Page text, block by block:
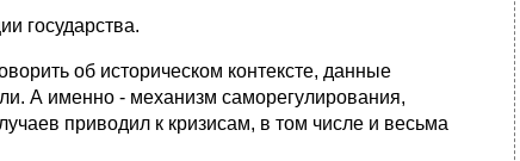
государства.
об историческом контексте, данные
А именно - механизм саморегулирования,
приводил к кризисам, в том числе и весьма